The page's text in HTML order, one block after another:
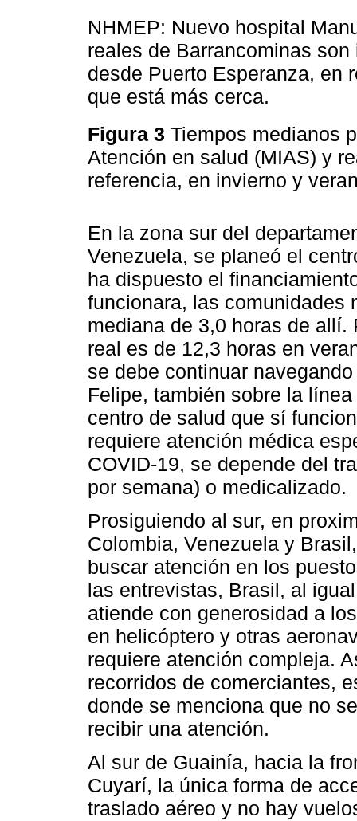
NHMEP: Nuevo hospital
reales de Barrancominas
desde Puerto Esperanza, en
que está más cerca.
Figura 3 Tiempos medianos
Atención en salud (MIAS) y
referencia, en invierno y
En la zona sur del
Venezuela, se planeó el
ha dispuesto el
funcionara, las comunidades
mediana de 3,0 horas de
real es de 12,3 horas en
se debe continuar
Felipe, también sobre la
centro de salud que sí
requiere atención médica
COVID-19, se depende del
por semana) o medicalizado.
Prosiguiendo al sur, en
Colombia, Venezuela y
buscar atención en los
las entrevistas, Brasil, al
atiende con generosidad a
en helicóptero y otras
requiere atención compleja.
recorridos de comerciantes,
donde se menciona que no
recibir una atención.
Al sur de Guainía, hacia la
Cuyarí, la única forma de
traslado aéreo y no hay